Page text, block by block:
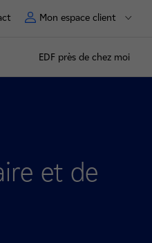
Mon espace client
EDF près de chez moi
et de